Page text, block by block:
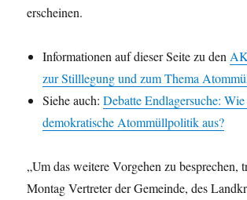
erscheinen.
Informationen auf dieser Seite zu den
zur Stilllegung und zum Thema
Siehe auch:Debatte Endlagersuche:
demokratische Atommüllpolitik aus?
„Um das weitere Vorgehen zu besprechen,
Montag Vertreter der Gemeinde, des